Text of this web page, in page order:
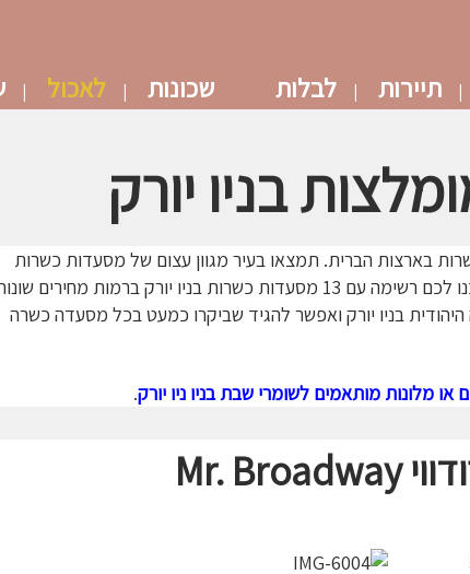
שכונות לאכול תיירות לבלות
בניו יורק
בארצות הברית. תמצאו בעיר מגוון עצום של מסעדות כשרות
יורק ברמות מחירים שונות.
בניו יורק ואפשר להגיד שביקרו כמעט בכל מסעדה כשרה
.
Mr. Broadway